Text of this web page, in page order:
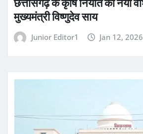
छत्तीसगढ़ के कृषि निर्यात का नया
मुख्यमंत्री विष्णुदेव साय
Junior Editor1 Jan 12, 2026